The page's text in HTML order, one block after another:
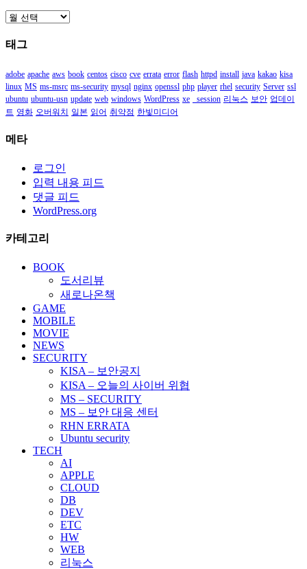
보
함
태그
adobe apache aws book centos cisco cve errata error flash httpd install java kakao kisa
linux MS ms-msrc ms-security mysql nginx openssl php player rhel security Server ssl
ubuntu ubuntu-usn update web windows WordPress xe _session 리눅스 보안 업데이
트 영화 오버워치 일본 읽어 취약점 한빛미디어
메타
로그인
입력 내용 피드
댓글 피드
WordPress.org
카테고리
BOOK
도서리뷰
새로나온책
GAME
MOBILE
MOVIE
NEWS
SECURITY
KISA – 보안공지
KISA – 오늘의 사이버 위협
MS – SECURITY
MS – 보안 대응 센터
RHN ERRATA
Ubuntu security
TECH
AI
APPLE
CLOUD
DB
DEV
ETC
HW
WEB
리눅스